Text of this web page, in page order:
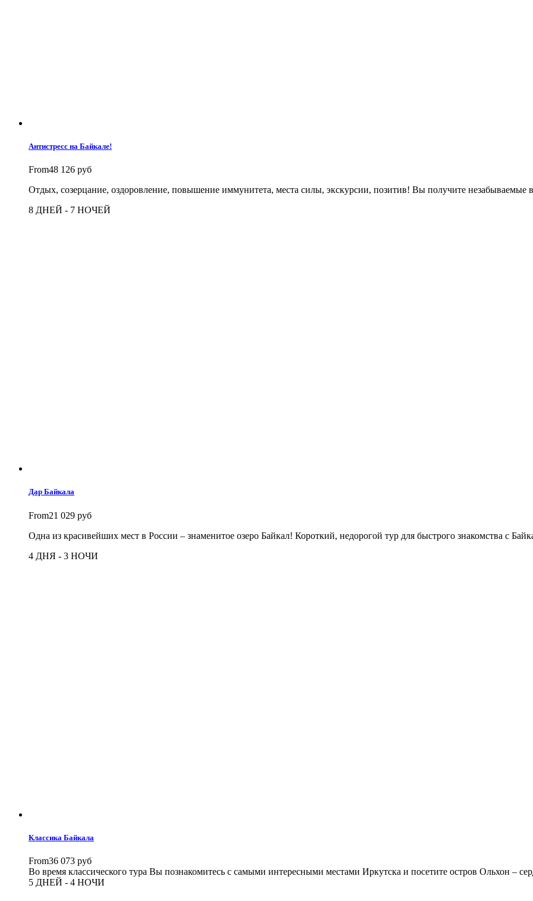
Антистресс на Байкале!
From48 126 руб
Отдых, созерцание, оздоровление, повышение иммунитета, места силы, экскурсии, позитив! Вы получите незабываемые
8 ДНЕЙ - 7 НОЧЕЙ
Дар Байкала
From21 029 руб
Одна из красивейших мест в России – знаменитое озеро Байкал! Короткий, недорогой тур для быстрого знакомства с
4 ДНЯ - 3 НОЧИ
Классика Байкала
From36 073 руб
Во время классического тура Вы познакомитесь с самыми интересными местами Иркутска и посетите остров Ольхон –
5 ДНЕЙ - 4 НОЧИ